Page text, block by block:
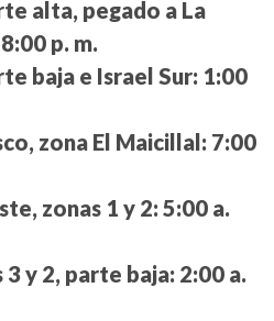
alta, pegado a La
p. m.
baja e Israel Sur: 1:00
zona El Maicillal: 7:00
zonas 1 y 2: 5:00 a.
y 2, parte baja: 2:00 a.